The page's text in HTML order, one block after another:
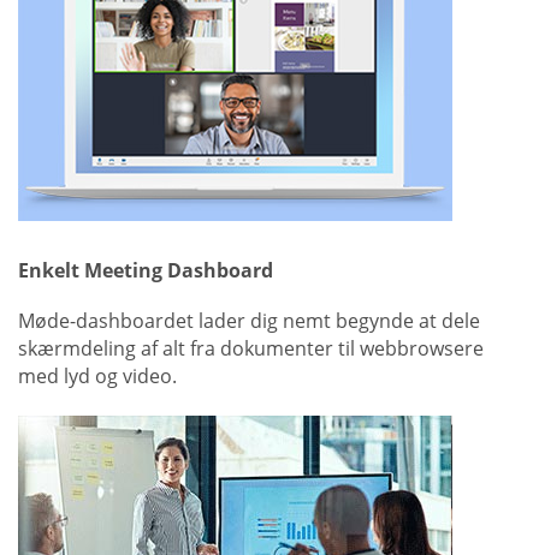
Enkelt Meeting Dashboard
Møde-dashboardet lader dig nemt begynde at dele
skærmdeling af alt fra dokumenter til webbrowsere
med lyd og video.